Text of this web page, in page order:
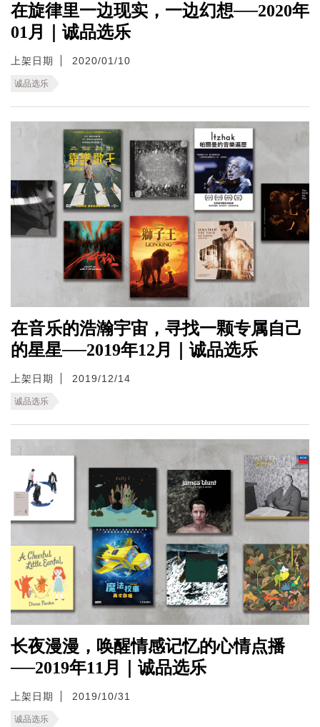
在旋律里一边现实，一边幻想──2020年
01月｜诚品选乐
上架日期 2020/01/10
诚品选乐
在音乐的浩瀚宇宙，寻找一颗专属自己
的星星──2019年12月｜诚品选乐
上架日期 2019/12/14
诚品选乐
长夜漫漫，唤醒情感记忆的心情点播
──2019年11月｜诚品选乐
上架日期 2019/10/31
诚品选乐